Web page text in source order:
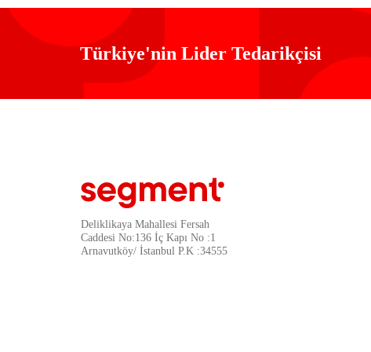
Türkiye'nin Lider Tedarikçisi
Deliklikaya Mahallesi Fersah
Caddesi No:136 İç Kapı No :1
Arnavutköy/ İstanbul P.K :34555